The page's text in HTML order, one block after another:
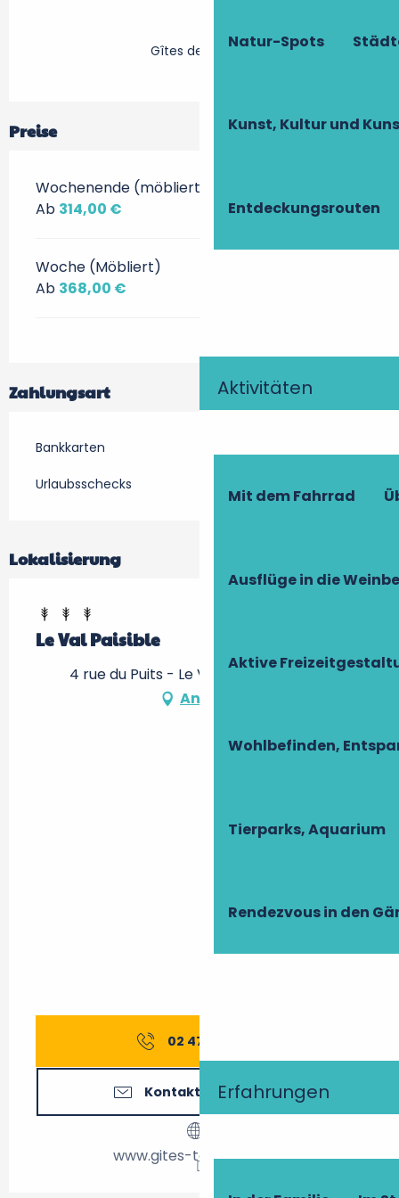
Natur-Spots
Kunst, Kultur und
Entdeckungsrouten
Aktivitäten
Mit dem Fahrrad
Ausflüge in die
Aktive
Wohlbefinden,
Tierparks, Aquarium
Rendezvous in den
Erfahrungen
Gîtes de France
Preise
Wochenende (möbliert)
Ab 314,00 €
Woche (Möbliert)
Ab 368,00 €
Zahlungsart
Bankkarten
Urlaubsschecks
Lokalisierung
Le Val Paisible
4 rue du Puits - Le Vau, 37530 Mosnes
Anfahrt
02 47 27 56
Kontaktieren Sie uns
www.gites-touraine.com